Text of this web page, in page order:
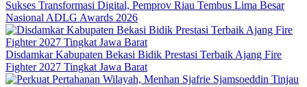
Sukses Transformasi Digital, Pemprov Riau Tembus Lima Besar
Nasional ADLG Awards 2026
Disdamkar Kabupaten Bekasi Bidik Prestasi Terbaik Ajang Fire
Fighter 2027 Tingkat Jawa Barat